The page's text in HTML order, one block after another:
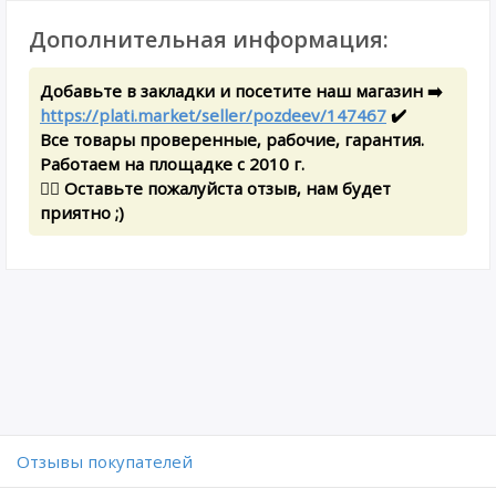
Дополнительная информация:
Добавьте в закладки и посетите наш магазин ➡️
https://plati.market/seller/pozdeev/147467 ✔️
Все товары проверенные, рабочие, гарантия.
Работаем на площадке с 2010 г.
✍🏻 Оставьте пожалуйста отзыв, нам будет
приятно ;)
Отзывы покупателей